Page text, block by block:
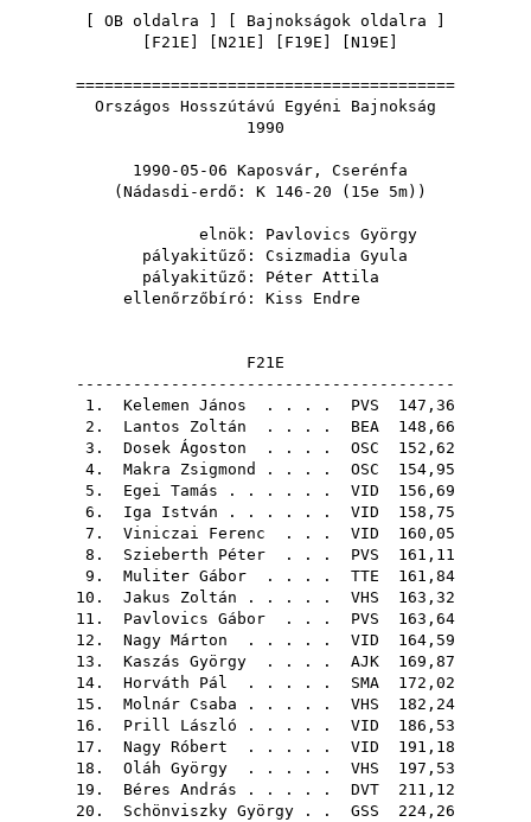
OB oldalra Bajnokságok oldalra
F21E N21E F19E N19E
========================================
Országos Hosszútávú Egyéni Bajnokság
1990
1990-05-06 Kaposvár, Cserénfa
(Nádasdi-erdő: K 146-20 (15e 5m))
elnök: Pavlovics György
pályakitűző: Csizmadia Gyula
pályakitűző: Péter Attila
ellenőrzőbíró: Kiss Endre
F21E
----------------------------------------
1. Kelemen János . . . . PVS 147,36
2. Lantos Zoltán . . . . BEA 148,66
3. Dosek Ágoston . . . . OSC 152,62
4. Makra Zsigmond . . . . OSC 154,95
5. Egei Tamás . . . . . . VID 156,69
6. Iga István . . . . . . VID 158,75
7. Viniczai Ferenc . . . VID 160,05
8. Szieberth Péter . . . PVS 161,11
9. Muliter Gábor . . . . TTE 161,84
10. Jakus Zoltán . . . . . VHS 163,32
11. Pavlovics Gábor . . . PVS 163,64
12. Nagy Márton . . . . . VID 164,59
13. Kaszás György . . . . AJK 169,87
14. Horváth Pál . . . . . SMA 172,02
15. Molnár Csaba . . . . . VHS 182,24
16. Prill László . . . . . VID 186,53
17. Nagy Róbert . . . . . VID 191,18
18. Oláh György . . . . . VHS 197,53
19. Béres András . . . . . DVT 211,12
20. Schönviszky György . . GSS 224,26